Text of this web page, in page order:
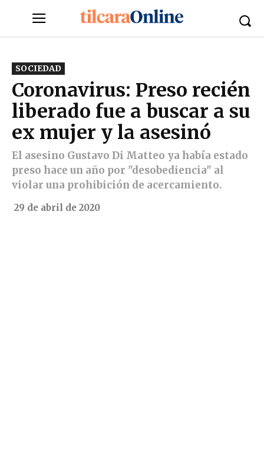
SOCIEDAD
Coronavirus: Preso recién
liberado fue a buscar a su
ex mujer y la asesinó
El asesino Gustavo Di Matteo ya había estado
preso hace un año por "desobediencia" al
violar una prohibición de acercamiento.
29 de abril de 2020